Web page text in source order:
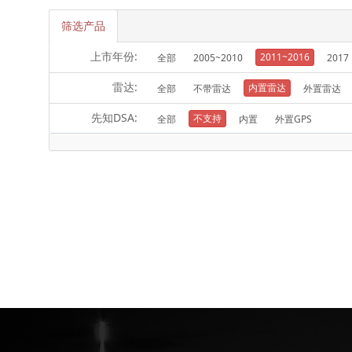
筛选产品
上市年份: 全部 2005~2010 2011~2016 2017
雷达: 全部 不带雷达 内置雷达 外置雷达
先知DSA: 全部 不支持 内置 外置GPS